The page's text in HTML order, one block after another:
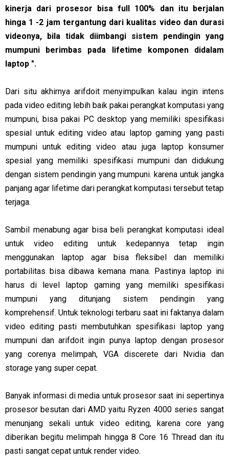
kinerja dari prosesor bisa full 100% dan itu berjalan
hinga 1 -2 jam tergantung dari kualitas video dan durasi
videonya, bila tidak diimbangi sistem pendingin yang
mumpuni berimbas pada lifetime komponen didalam
laptop ".
Dari situ akhirnya arifdoit menyimpulkan kalau ingin intens
pada video editing lebih baik pakai perangkat komputasi yang
mumpuni, bisa pakai PC desktop yang memiliki spesifikasi
spesial untuk editing video atau laptop gaming yang pasti
mumpuni untuk editing video atau juga laptop konsumer
spesial yang memiliki spesifikasi mumpuni dan didukung
dengan sistem pendingin yang mumpuni. karena untuk jangka
panjang agar lifetime dari perangkat komputasi tersebut tetap
terjaga.
Sambil menabung agar bisa beli perangkat komputasi ideal
untuk video editing untuk kedepannya tetap ingin
menggunakan laptop agar bisa fleksibel dan memiliki
portabilitas bisa dibawa kemana mana. Pastinya laptop ini
harus di level laptop gaming yang memiliki spesifikasi
mumpuni yang ditunjang sistem pendingin yang
komprehensif. Untuk teknologi terbaru saat ini faktanya dalam
video editing pasti membutuhkan spesifikasi laptop yang
mumpuni dan arifdoit ingin punya laptop dengan prosesor
yang corenya melimpah, VGA discerete dari Nvidia dan
storage yang super cepat.
Banyak informasi di media untuk prosesor saat ini sepertinya
prosesor besutan dari AMD yaitu Ryzen 4000 series sangat
menunjang sekali untuk video editing, karena core yang
diberikan begitu melimpah hingga 8 Core 16 Thread dan itu
pasti sangat cepat untuk render video.